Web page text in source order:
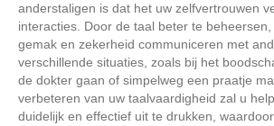
anderstaligen is dat het uw zelfvertrouwen
interacties. Door de taal beter te
gemak en zekerheid communiceren met
verschillende situaties, zoals bij het
de dokter gaan of simpelweg een praatje
verbeteren van uw taalvaardigheid zal u
duidelijk en effectief uit te drukken,